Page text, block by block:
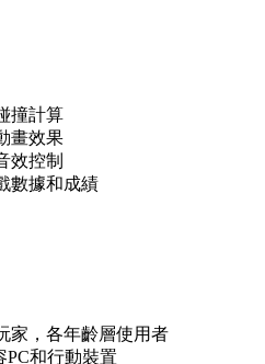
撞計算
畫效果
效控制
數據和成績
家，各年齡層使用者
PC和行動裝置